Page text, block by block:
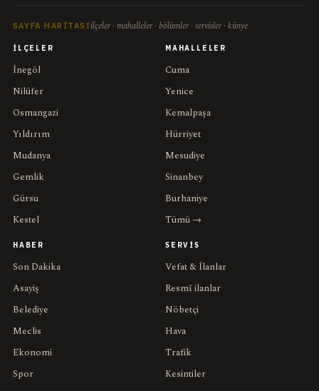
SAYFA HARITASI ilçeler · mahalleler · bölümler · servisler · künye
İLÇELER
İnegöl
Nilüfer
Osmangazi
Yıldırım
Mudanya
Gemlik
Gürsu
Kestel
MAHALLELER
Cuma
Yenice
Kemalpaşa
Hürriyet
Mesudiye
Sinanbey
Burhaniye
Tümü →
HABER
Son Dakika
Asayiş
Belediye
Meclis
Ekonomi
Spor
SERVIS
Vefat & İlanlar
Resmî ilanlar
Nöbetçi
Hava
Trafik
Kesintiler